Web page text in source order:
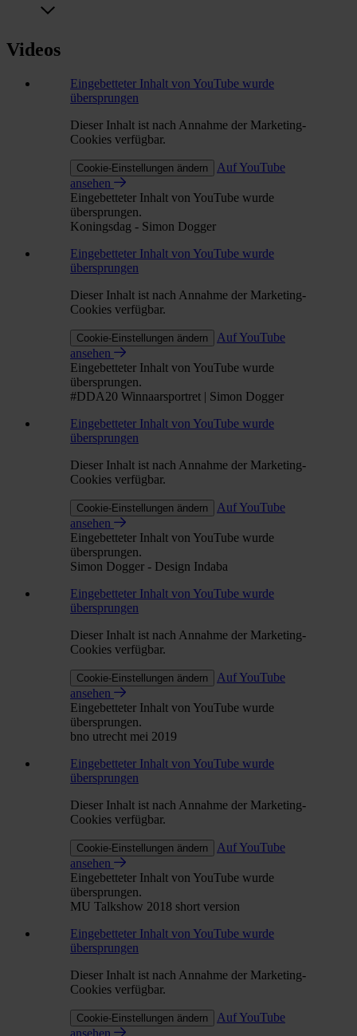
Videos
Eingebetteter Inhalt von YouTube wurde
übersprungen
Dieser Inhalt ist nach Annahme der Marketing-
Cookies verfügbar.
Cookie-Einstellungen ändern
Auf YouTube
ansehen
Eingebetteter Inhalt von YouTube wurde
übersprungen.
Koningsdag - Simon Dogger
Eingebetteter Inhalt von YouTube wurde
übersprungen
Dieser Inhalt ist nach Annahme der Marketing-
Cookies verfügbar.
Cookie-Einstellungen ändern
Auf YouTube
ansehen
Eingebetteter Inhalt von YouTube wurde
übersprungen.
#DDA20 Winnaarsportret | Simon Dogger
Eingebetteter Inhalt von YouTube wurde
übersprungen
Dieser Inhalt ist nach Annahme der Marketing-
Cookies verfügbar.
Cookie-Einstellungen ändern
Auf YouTube
ansehen
Eingebetteter Inhalt von YouTube wurde
übersprungen.
Simon Dogger - Design Indaba
Eingebetteter Inhalt von YouTube wurde
übersprungen
Dieser Inhalt ist nach Annahme der Marketing-
Cookies verfügbar.
Cookie-Einstellungen ändern
Auf YouTube
ansehen
Eingebetteter Inhalt von YouTube wurde
übersprungen.
bno utrecht mei 2019
Eingebetteter Inhalt von YouTube wurde
übersprungen
Dieser Inhalt ist nach Annahme der Marketing-
Cookies verfügbar.
Cookie-Einstellungen ändern
Auf YouTube
ansehen
Eingebetteter Inhalt von YouTube wurde
übersprungen.
MU Talkshow 2018 short version
Eingebetteter Inhalt von YouTube wurde
übersprungen
Dieser Inhalt ist nach Annahme der Marketing-
Cookies verfügbar.
Cookie-Einstellungen ändern
Auf YouTube
ansehen